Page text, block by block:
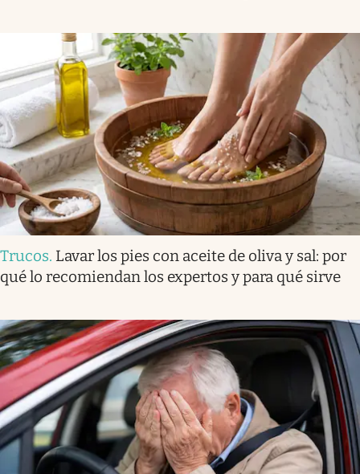
Trucos. Lavar los pies con aceite de oliva y sal: por
qué lo recomiendan los expertos y para qué sirve